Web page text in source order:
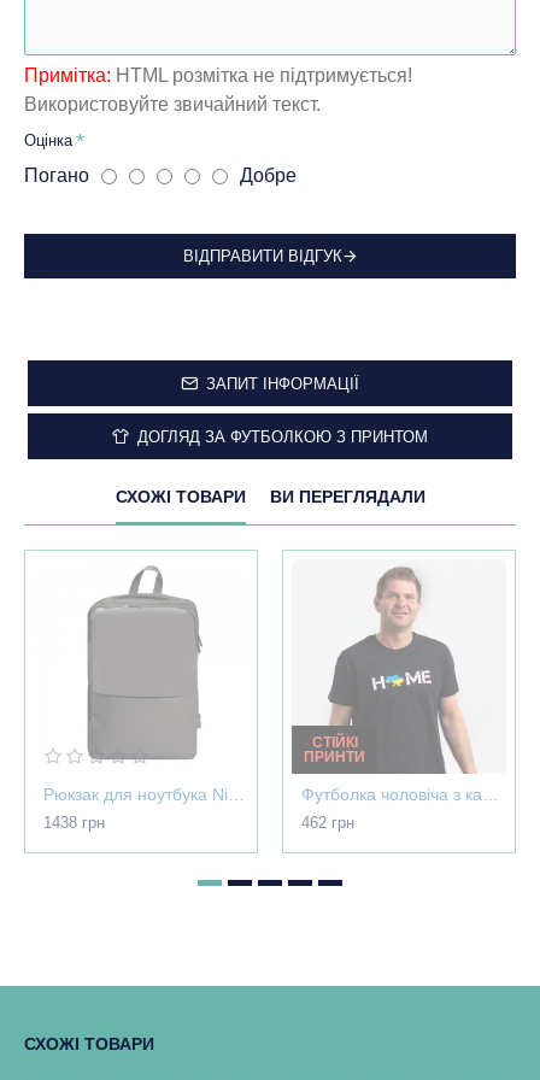
Примітка: HTML розмітка не підтримується!
Використовуйте звичайний текст.
Оцінка
Погано Добре
ВІДПРАВИТИ ВІДГУК
ЗАПИТ ІНФОРМАЦІЇ
ДОГЛЯД ЗА ФУТБОЛКОЮ З ПРИНТОМ
СХОЖІ ТОВАРИ ВИ ПЕРЕГЛЯДАЛИ
1438 грн
СТІЙКІ
ПРИНТИ
462 грн
СХОЖІ ТОВАРИ